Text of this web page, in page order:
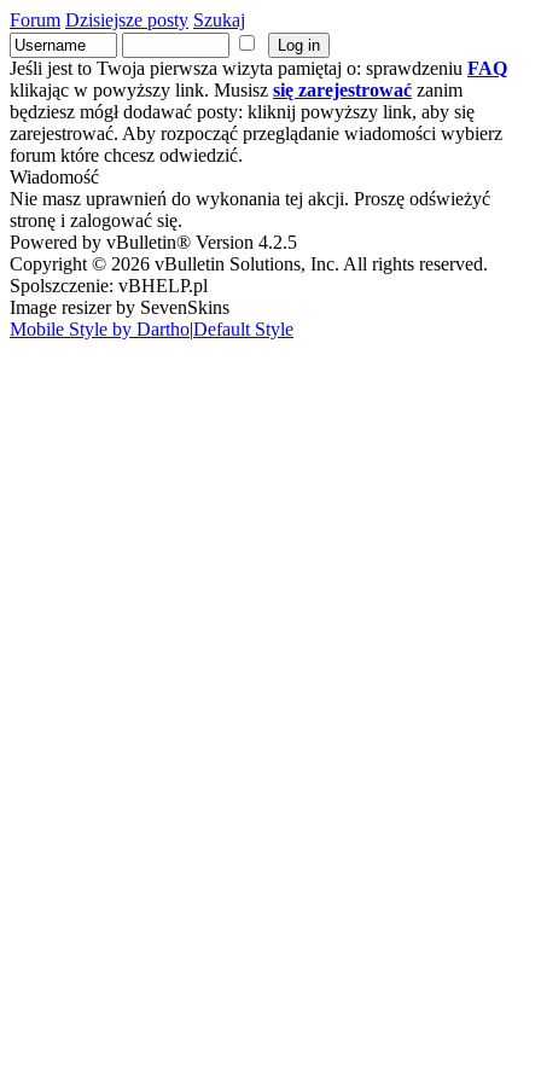
Forum Dzisiejsze posty Szukaj
Jeśli jest to Twoja pierwsza wizyta pamiętaj o: sprawdzeniu FAQ
klikając w powyższy link. Musisz się zarejestrować zanim
będziesz mógł dodawać posty: kliknij powyższy link, aby się
zarejestrować. Aby rozpocząć przeglądanie wiadomości wybierz
forum które chcesz odwiedzić.
Wiadomość
Nie masz uprawnień do wykonania tej akcji. Proszę odświeżyć
stronę i zalogować się.
Powered by vBulletin® Version 4.2.5
Copyright © 2026 vBulletin Solutions, Inc. All rights reserved.
Spolszczenie: vBHELP.pl
Image resizer by SevenSkins
Mobile Style by Dartho|Default Style